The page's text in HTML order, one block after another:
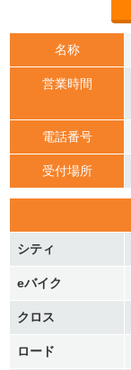
名称
営業時間
電話番号
受付場所
シティ
eバイク
クロス
ロード